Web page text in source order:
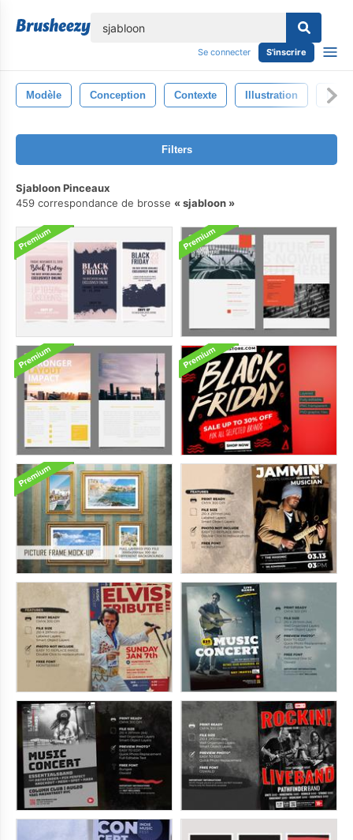
Se connecter S'inscrire
Modèle Conception Contexte Illustration Isolé
Filters
Sjabloon Pinceaux
459 correspondance de brosse
sjabloon